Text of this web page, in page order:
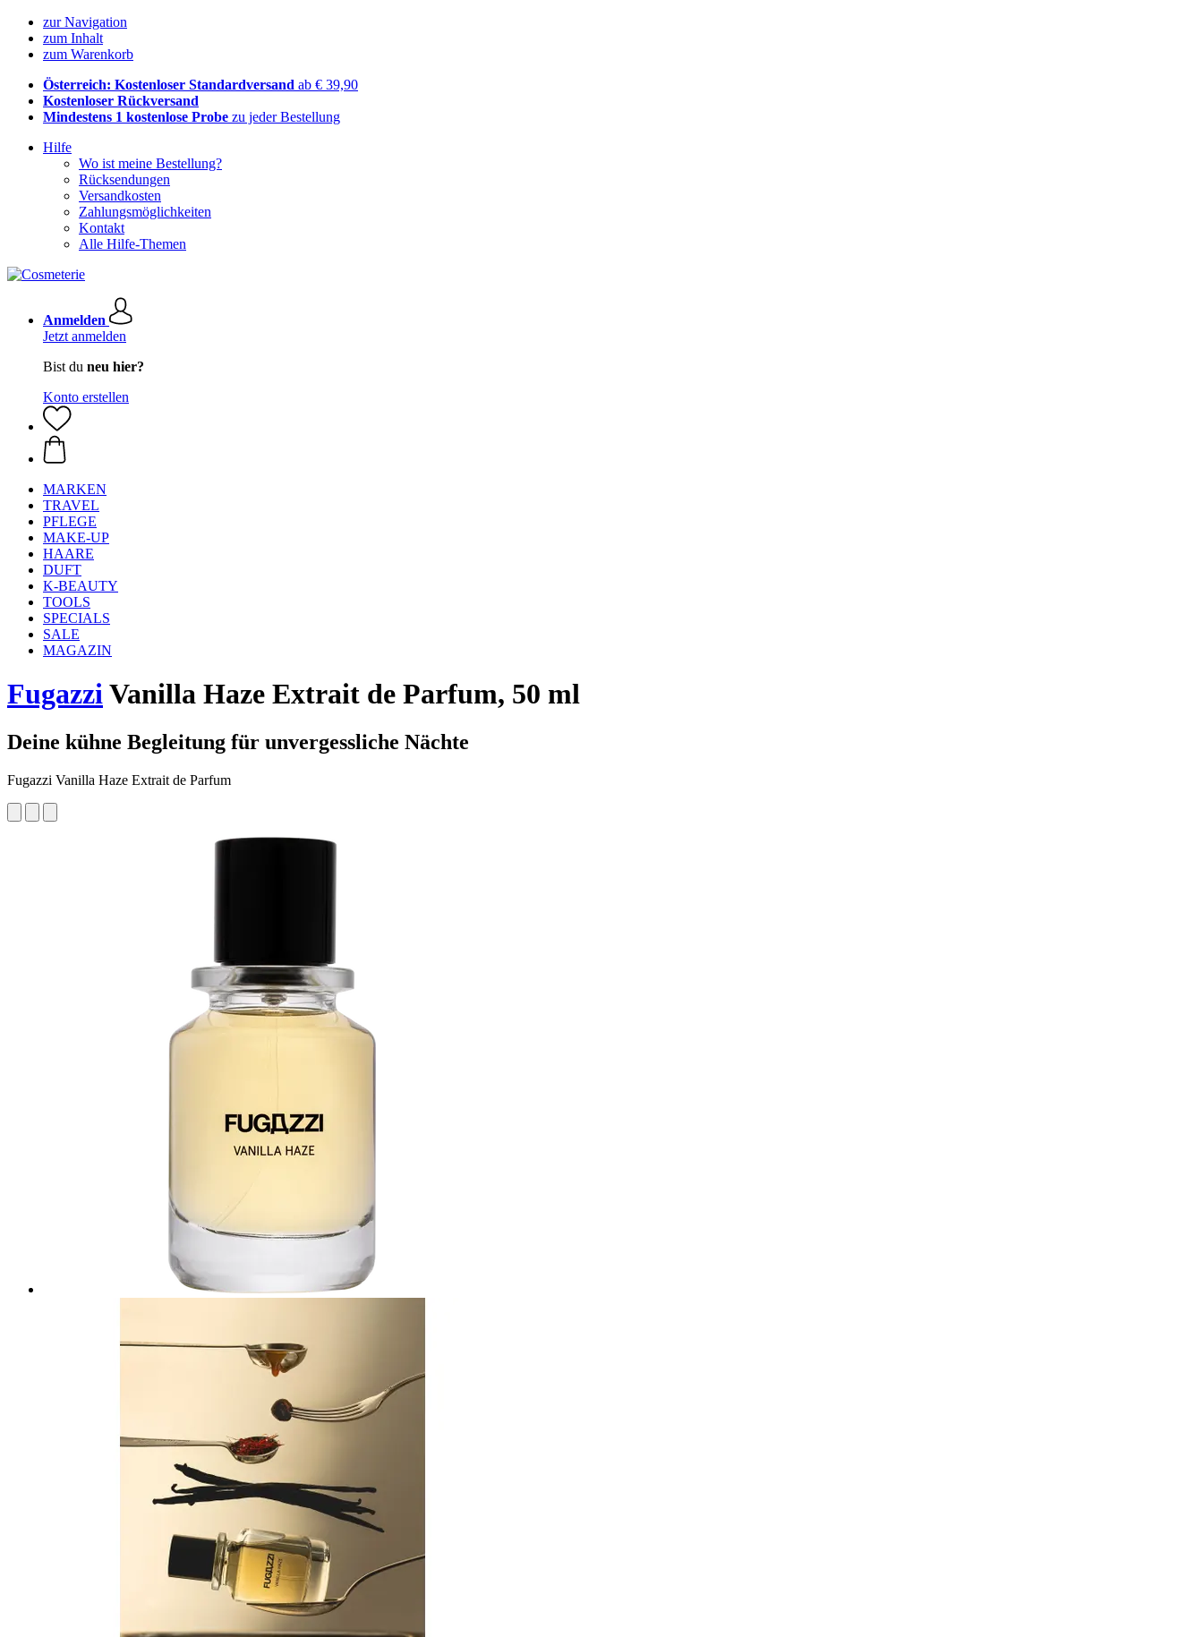
zur Navigation
zum Inhalt
zum Warenkorb
Österreich: Kostenloser Standardversand ab € 39,90
Kostenloser Rückversand
Mindestens 1 kostenlose Probe zu jeder Bestellung
Hilfe
Wo ist meine Bestellung?
Rücksendungen
Versandkosten
Zahlungsmöglichkeiten
Kontakt
Alle Hilfe-Themen
Anmelden
Jetzt anmelden
Bist du neu hier?
Konto erstellen
MARKEN
TRAVEL
PFLEGE
MAKE-UP
HAARE
DUFT
K-BEAUTY
TOOLS
SPECIALS
SALE
MAGAZIN
FugazziVanilla Haze Extrait de Parfum, 50 ml
Deine kühne Begleitung für unvergessliche Nächte
Fugazzi Vanilla Haze Extrait de Parfum